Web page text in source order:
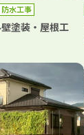
防水工事
塗装・屋根工